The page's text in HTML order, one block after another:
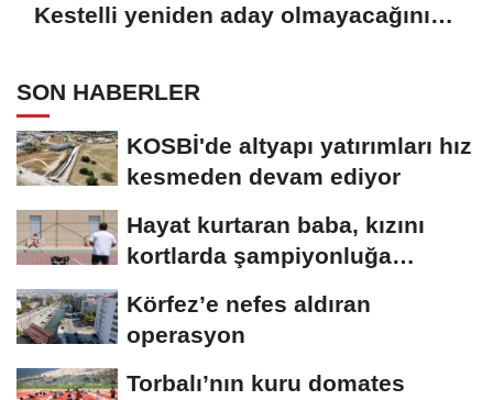
Kestelli yeniden aday olmayacağını
SON HABERLER
KOSBİ'de altyapı yatırımları hız
kesmeden devam ediyor
Hayat kurtaran baba, kızını
kortlarda şampiyonluğa
Körfez’e nefes aldıran
operasyon
Torbalı’nın kuru domates